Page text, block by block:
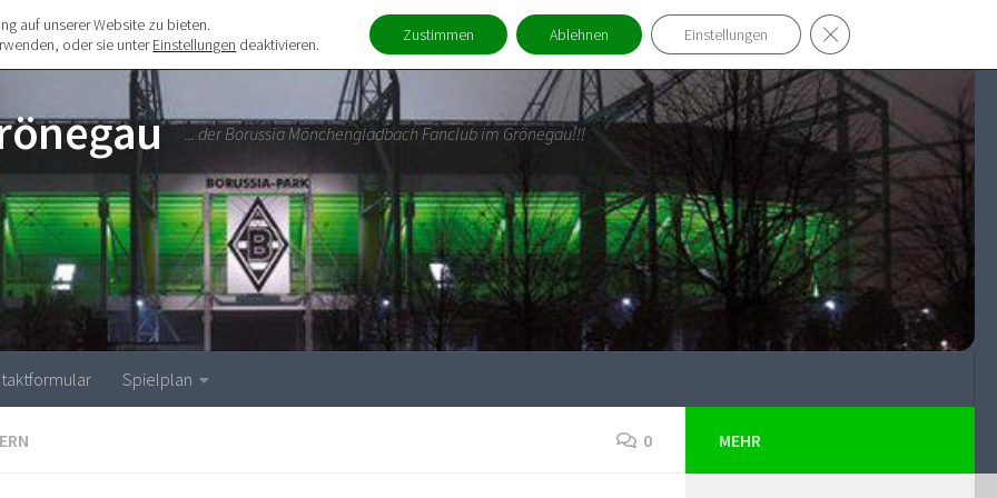
Spielplan
... der Borussia Mönchengladbach Fanclub im Grönegau!!!
Spielplan
0 MEHR
auf unserer Website zu bieten.
oder sie unterEinstellungen deaktivieren. Zustimmen Ablehnen Einstellungen GDPR Cookie-Banner